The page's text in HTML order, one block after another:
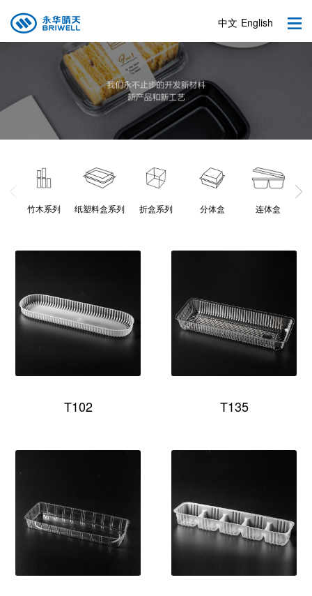
中文 English
竹木系列 纸塑料盒系列 折盒系列 分体盒 连体盒
T102 T135